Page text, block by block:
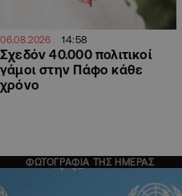
06.08.2026 14:58
Σχεδόν 40.000 πολιτικοί
γάμοι στην Πάφο κάθε
χρόνο
ΦΩΤΟΓΡΑΦΙΑ ΤΗΣ ΗΜΕΡΑΣ